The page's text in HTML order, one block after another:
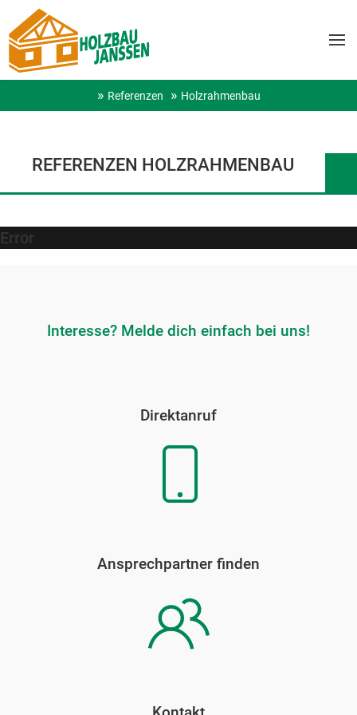
Referenzen Holzrahmenbau
REFERENZEN HOLZRAHMENBAU
Error
Interesse? Melde dich einfach bei uns!
Direktanruf
Ansprechpartner finden